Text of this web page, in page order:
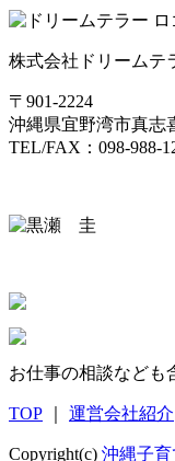
株式会社ドリームテ
〒901-2224
沖縄県宜野湾市真志
TEL/FAX：098-988-
お仕事の相談なども
TOP 運営会社紹介
Copyright(c) 沖縄子